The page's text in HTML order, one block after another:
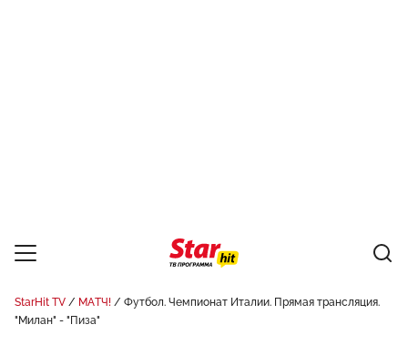
StarHit TV МАТЧ!
Футбол. Чемпионат Италии. Прямая трансляция.
"Милан" - "Пиза"